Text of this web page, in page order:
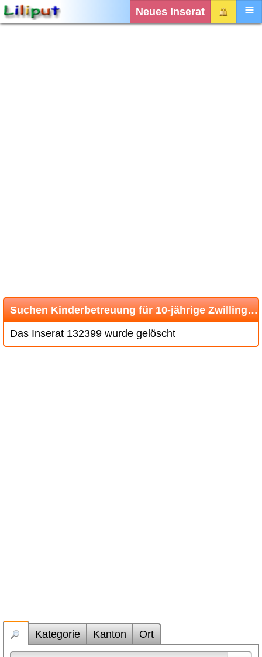
Neues Inserat
Suchen Kinderbetreuung für 10-jährige Zwillinge, Binningen BL
Das Inserat 132399 wurde gelöscht
Kategorie Kanton Ort